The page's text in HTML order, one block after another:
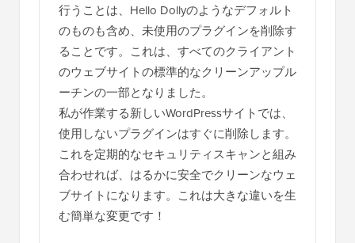
行うことは、Hello Dollyのようなデフォルト
のものも含め、未使用のプラグインを削除す
ることです。これは、すべてのクライアント
のウェブサイトの標準的なクリーンアップル
ーチンの一部となりました。
私が作業する新しいWordPressサイトでは、
使用しないプラグインはすぐに削除します。
これを定期的なセキュリティスキャンと組み
合わせれば、はるかに安全でクリーンなウェ
ブサイトになります。これは大きな違いを生
む簡単な変更です！